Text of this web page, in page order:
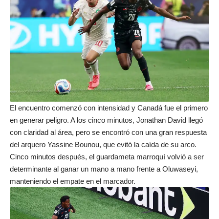
El encuentro comenzó con intensidad y Canadá fue el primero
en generar peligro. A los cinco minutos, Jonathan David llegó
con claridad al área, pero se encontró con una gran respuesta
del arquero Yassine Bounou, que evitó la caída de su arco.
Cinco minutos después, el guardameta marroquí volvió a ser
determinante al ganar un mano a mano frente a Oluwaseyi,
manteniendo el empate en el marcador.